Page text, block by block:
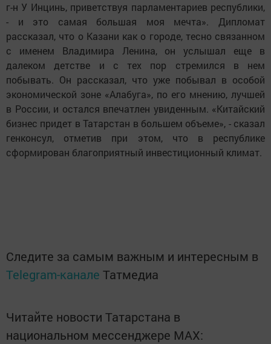
г-н У Инцинь, приветствуя парламентариев республики,
- и это самая большая моя мечта». Дипломат
рассказал, что о Казани как о городе, тесно связанном
с именем Владимира Ленина, он услышал еще в
далеком детстве и с тех пор стремился в нем
побывать. Он рассказал, что уже побывал в особой
экономической зоне «Алабуга», по его мнению, лучшей
в России, и остался впечатлен увиденным. «Китайский
бизнес придет в Татарстан в большем объеме», - сказал
генконсул, отметив при этом, что в республике
сформирован благоприятный инвестиционный климат.
Следите за самым важным и интересным в
Telegram-канале Татмедиа
Читайте новости Татарстана в
национальном мессенджере MАХ: